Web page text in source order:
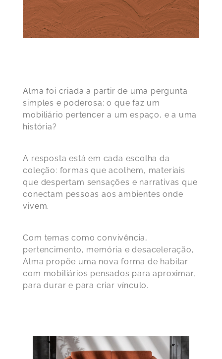
Alma foi criada a partir de uma pergunta
simples e poderosa: o que faz um
mobiliário pertencer a um espaço, e a uma
história?
A resposta está em cada escolha da
coleção: formas que acolhem, materiais
que despertam sensações e narrativas que
conectam pessoas aos ambientes onde
vivem.
Com temas como convivência,
pertencimento, memória e desaceleração,
Alma propõe uma nova forma de habitar
com mobiliários pensados para aproximar,
para durar e para criar vínculo.